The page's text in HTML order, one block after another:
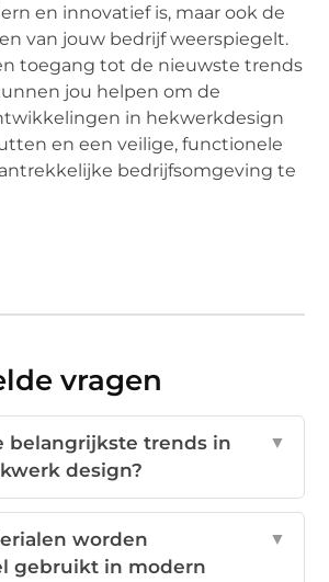
en innovatief is, maar ook de
van jouw bedrijf weerspiegelt.
toegang tot de nieuwste trends
jou helpen om de
in hekwerkdesign
en een veilige, functionele
bedrijfsomgeving te
vragen
belangrijkste trends in
design?
▼
worden
gebruikt in modern
▼